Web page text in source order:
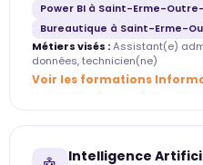
Power BI à Saint-Erme-
Bureautique à Saint-Erme-
Métiers visés :Assistant(e)
données, technicien(ne)
Voir les formations
Intelligence